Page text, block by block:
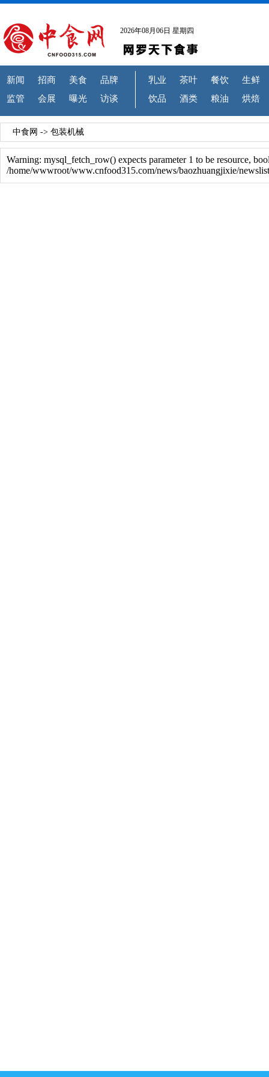
2026年08月06日 星期四
新闻 招商 美食
品牌
监管
会展 曝光 访谈
乳业 茶叶 餐饮
生鲜
饮品
酒类 粮油 烘焙
中食网 -> 包装机械
Warning: mysql_fetch_row() expects parameter 1 to be resource,
/home/wwwroot/www.cnfood315.com/news/baozhuangjixie/